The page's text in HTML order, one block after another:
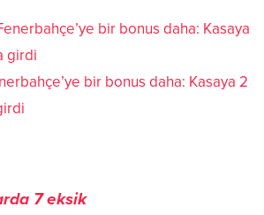
bir bonus daha: Kasaya 2
7 eksik